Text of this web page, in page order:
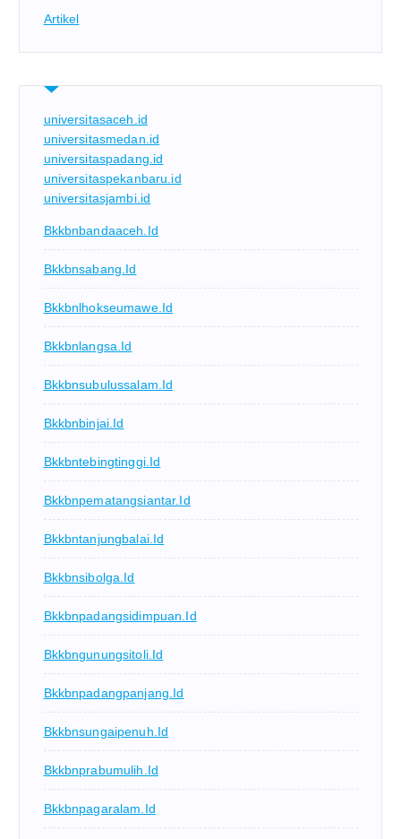
Artikel
universitasaceh.id
universitasmedan.id
universitaspadang.id
universitaspekanbaru.id
universitasjambi.id
Bkkbnbandaaceh.id
Bkkbnsabang.id
Bkkbnlhokseumawe.id
Bkkbnlangsa.id
Bkkbnsubulussalam.id
Bkkbnbinjai.id
Bkkbntebingtinggi.id
Bkkbnpematangsiantar.id
Bkkbntanjungbalai.id
Bkkbnsibolga.id
Bkkbnpadangsidimpuan.id
Bkkbngunungsitoli.id
Bkkbnpadangpanjang.id
Bkkbnsungaipenuh.id
Bkkbnprabumulih.id
Bkkbnpagaralam.id